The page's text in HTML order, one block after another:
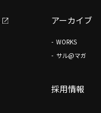
アーカイブ
WORKS
サル@マガ
採用情報